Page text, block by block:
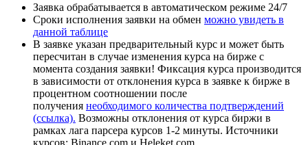
Заявка обрабатывается в автоматическом режиме 24/7
Сроки исполнения заявки на обмен можно увидеть в
данной таблице
В заявке указан предварительный курс и может быть
пересчитан в случае изменения курса на бирже с
момента создания заявки! Фиксация курса производится
в зависимости от отклонения курса в заявке к бирже в
процентном соотношении после
получения необходимого количества подтверждений
(ссылка). Возможны отклонения от курса биржи в
рамках лага парсера курсов 1-2 минуты. Источники
курсов: Binance.com и Heleket.com